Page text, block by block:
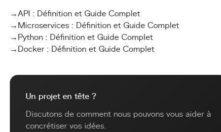
→API : Définition et Guide Complet
→ Microservices : Définition et Guide Complet
→ Python : Définition et Guide Complet
→ Docker : Définition et Guide Complet
Un projet en tête ?
Discutons de comment nous pouvons vous aider à
concrétiser vos idées.